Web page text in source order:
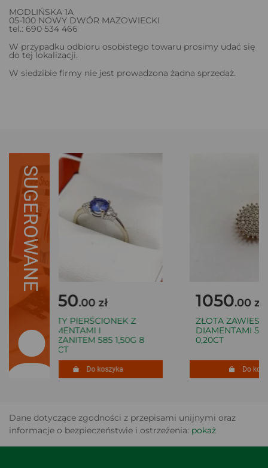
MODLIŃSKA 1A
05-100 NOWY DWÓR MAZOWIECKI
tel.: 690 534 466
W przypadku odbioru osobistego towaru prosimy udać się
do tej lokalizacji.
W siedzibie firmy nie jest prowadzona żadna sprzedaż.
SUGEROWANE
1050.00 zł
ZŁOTY PIERŚCIONEK Z
DIAMENTAMI I
TANZANITEM 585 1,50G 8
0,06CT
Do koszyka
1050.00 zł
ZŁOTA
DIAMENTAMI 585
0,20CT
Do
Dane dotyczące zgodności z przepisami unijnymi oraz
informacje o bezpieczeństwie i ostrzeżenia: pokaż